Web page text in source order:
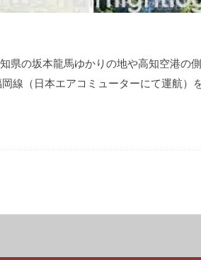
県の坂本龍馬ゆかりの地や高知空港の
線（日本エアコミューターにて運航）